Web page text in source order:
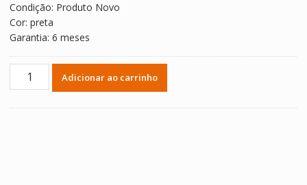
Condição: Produto Novo
Cor: preta
Garantia: 6 meses
Bateria
Adicionar ao carrinho